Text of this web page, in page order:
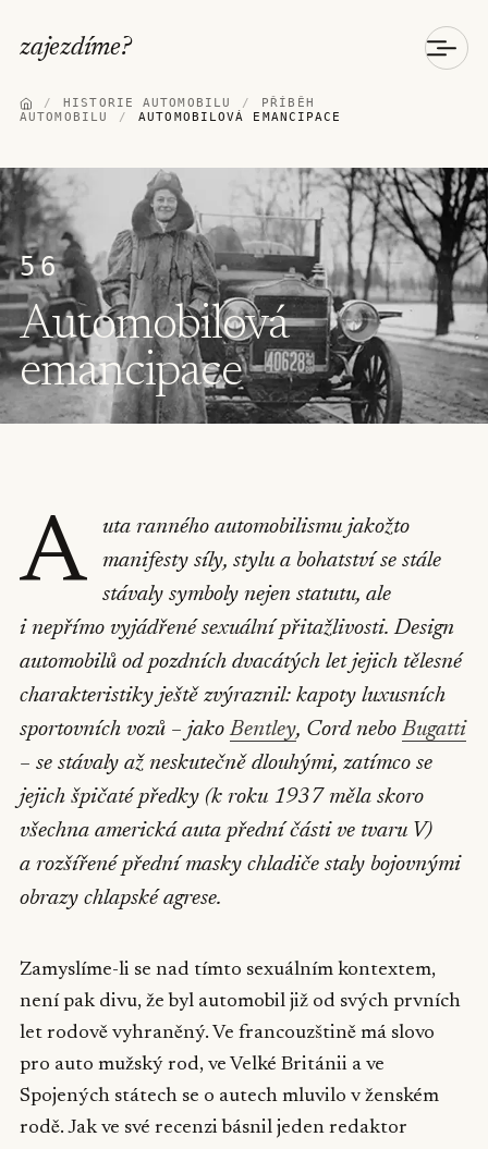
zajezdíme?
/ HISTORIE AUTOMOBILU /
PŘÍBĚH
AUTOMOBILU
/ AUTOMOBILOVÁ EMANCIPACE
56
Automobilová
emancipace
A
uta ranného automobilismu jakožto
manifesty síly, stylu a bohatství se stále
stávaly symboly nejen statutu, ale
i nepřímo vyjádřené sexuální přitažlivosti. Design
automobilů od pozdních dvacátých let jejich tělesné
charakteristiky ještě zvýraznil: kapoty luxusních
sportovních vozů – jakoBentley, Cord neboBugatti
– se stávaly až neskutečně dlouhými, zatímco se
jejich špičaté předky (k roku 1937 měla skoro
všechna americká auta přední části ve tvaru V)
a rozšířené přední masky chladiče staly bojovnými
obrazy chlapské agrese.
Zamyslíme-li se nad tímto sexuálním kontextem,
není pak divu, že byl automobil již od svých prvních
let rodově vyhraněný. Ve francouzštině má slovo
pro auto mužský rod, ve Velké Británii a ve
Spojených státech se o autech mluvilo v ženském
rodě. Jak ve své recenzi básnil jeden redaktor